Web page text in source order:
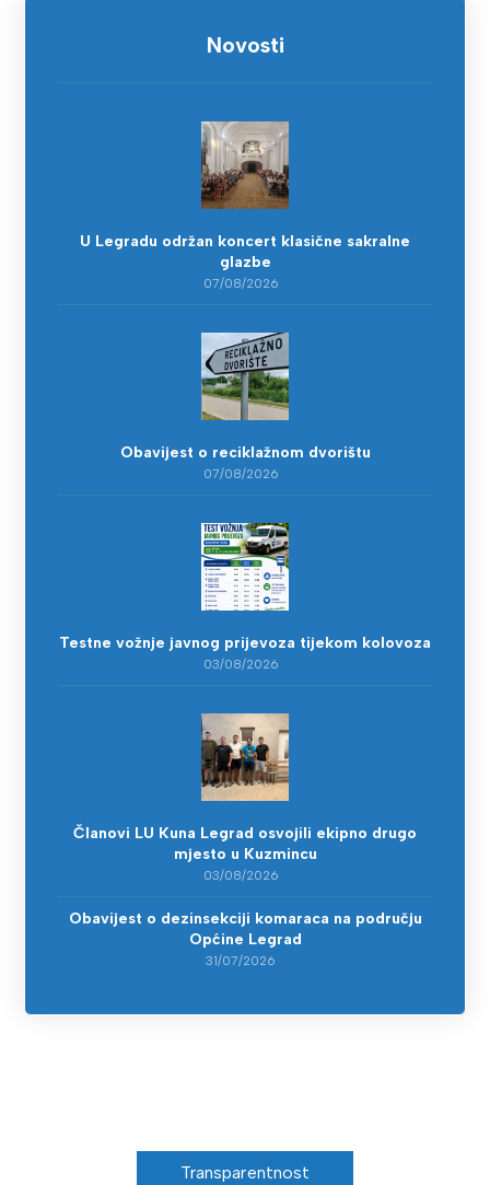
Novosti
U Legradu održan koncert klasične sakralne
glazbe
07/08/2026
Obavijest o reciklažnom dvorištu
07/08/2026
Testne vožnje javnog prijevoza tijekom kolovoza
03/08/2026
Članovi LU Kuna Legrad osvojili ekipno drugo
mjesto u Kuzmincu
03/08/2026
Obavijest o dezinsekciji komaraca na području
Općine Legrad
31/07/2026
Transparentnost